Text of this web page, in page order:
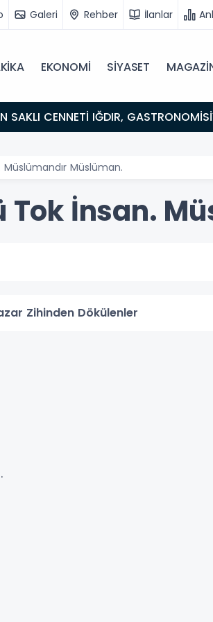
Galeri Rehber İlanlar
EKONOMİ SİYASET
NOKTASI
Müslümandır Müslüman.
Tok İnsan.
Zihinden Dökülenler